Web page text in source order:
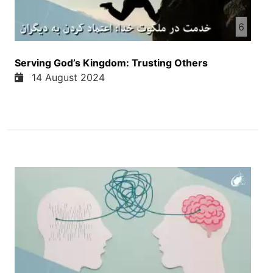
در مورد یک خصوصیت خداوند صحبت کنیم که اوی است
که خداوند مستقل است. خداوند در تسامیم خود، در
پلانهای خود استقلال داره، آزادی داره و او بر اساس امی
استقلال و آزادی خود مخلوقات را چی میکنه؟ خلق
میکنه، بر مخلوقات زندگی میبخشه. یعنی به این مناسد
که خدا بر اساس خواهش ما به کسی دیگر زندگی
جدید، در کتاب مقدس صحبت کنم. و خیلی جالبه چون
در وقتی در مورد آزادی صحبت میکنیم و طرزی که
خداوند به ما آزادی را میده، بخشش اینجا یک برجستگی
میگیره به خودش. چون خیلی از ما انسان ها در زندگی
من اون بار نبخشیدن یا اون بار گناه را در زندگی من هم
میکنیم و نمیتونیم اون آزادی واقعی را حس کنیم در
زندگی من. چون احساس میکنیم باری که ما هم میکنیم
6
Serving God’s Kingdom: Trusting Others
14 August 2024